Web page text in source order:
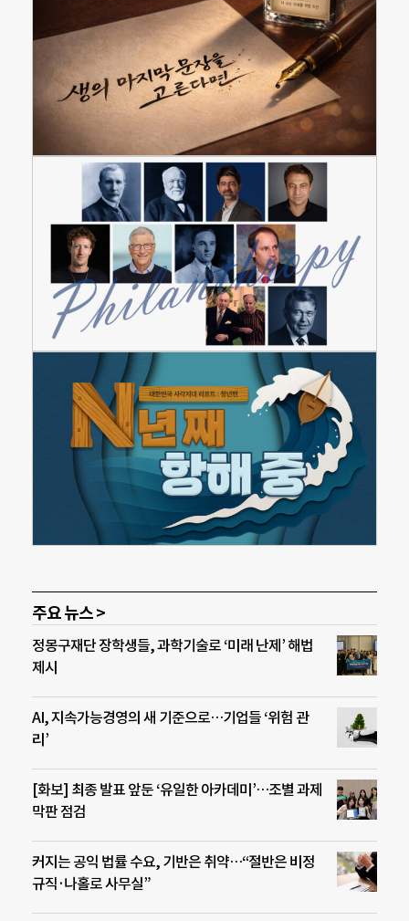
주요 뉴스 >
정몽구재단 장학생들, 과학기술로 ‘미래 난제’ 해법
제시
AI, 지속가능경영의 새 기준으로…기업들 ‘위험 관
리’
[화보] 최종 발표 앞둔 ‘유일한 아카데미’…조별 과제
막판 점검
커지는 공익 법률 수요, 기반은 취약…“절반은 비정
규직·나홀로 사무실”